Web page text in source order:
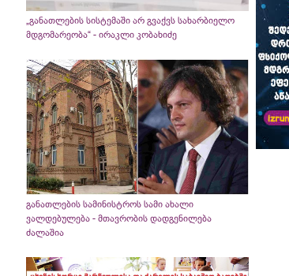
„განათლების სისტემაში არ გვაქვს სახარბიელო
მდგომარეობა“ - ირაკლი კობახიძე
განათლების სამინისტროს სამი ახალი
ვალდებულება - მთავრობის დადგენილება
ძალაშია